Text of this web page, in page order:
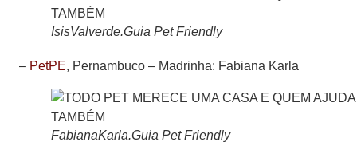
IsisValverde.Guia Pet Friendly
– PetPE, Pernambuco – Madrinha: Fabiana Karla
FabianaKarla.Guia Pet Friendly